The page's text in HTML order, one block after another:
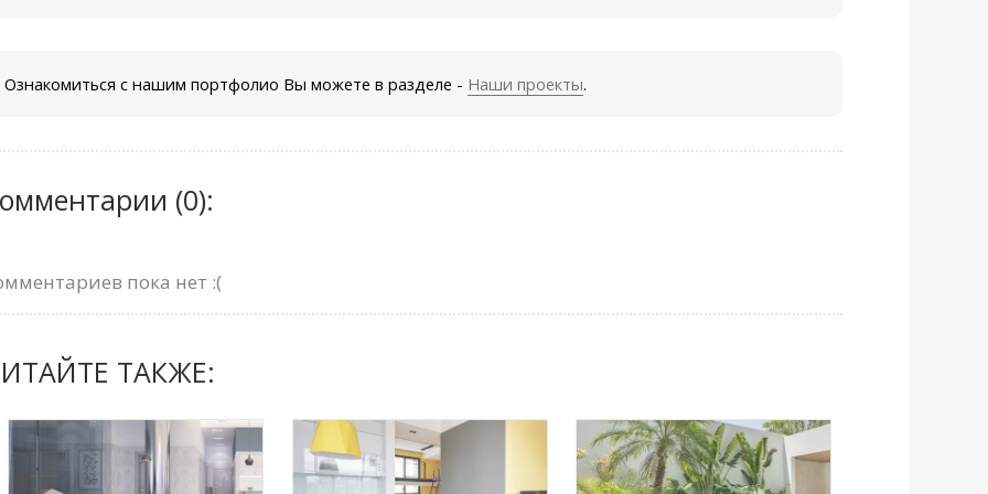
Ознакомиться с нашим портфолио Вы можете в разделе - Наши проекты.
(0):
пока нет :(
ТАКЖЕ: